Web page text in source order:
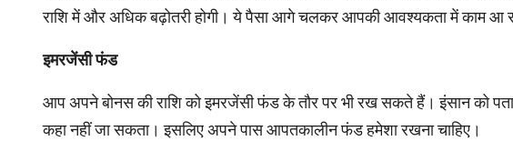
राशि में और अधि‍क बढ़ोतरी होगी। ये पैसा आगे चलकर आपकी आवश्‍यकता में काम आ
इमरजेंसी फंड
आप अपने बोनस की राशि को इमरजेंसी फंड के तौर पर भी रख सकते हैं। इंसान को
कहा नहीं जा सकता। इसलिए अपने पास आपतका‍लीन फंड हमेशा रखना चाहिए।